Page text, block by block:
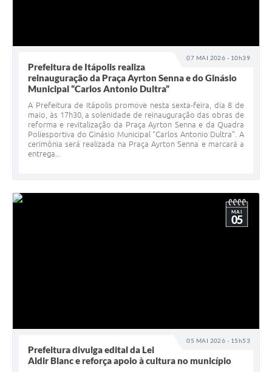
07 MAI 2026 - 10h39
Prefeitura de Itápolis realiza
reinauguração da Praça Ayrton Senna e do Ginásio
Municipal “Carlos Antonio Dultra”
A Prefeitura de Itápolis promove nesta sexta-feira, dia 8 de
maio, às 17h30, a solenidade de reinauguração das obras de
reforma e revitalização da Praça Ayrton Senna e da Quadra
Poliesportiva do Ginásio Municipal “Carlos Antonio Dultra”. A
cerimônia será realizada na Praça Ayrton Senna e marcará a
entrega...
05 MAI 2026 - 15h53
MAI
05
Prefeitura divulga edital da Lei
Aldir Blanc e reforça apoio à cultura no município